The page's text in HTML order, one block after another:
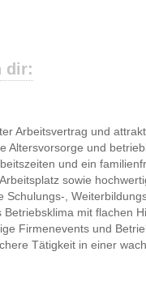
dir:
Arbeitsvertrag und
Altersvorsorge und
und ein
sowie
Schulungs-,
Betriebsklima mit flachen
Firmenevents und
Tätigkeit in einer